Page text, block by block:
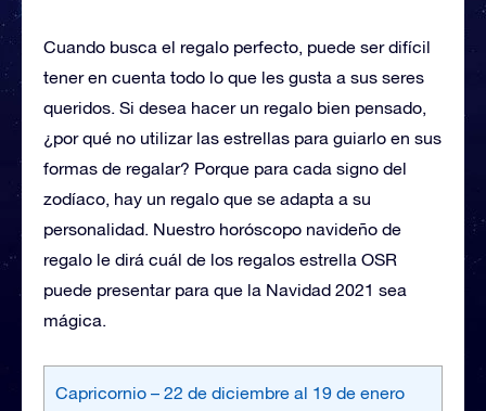
Cuando busca el regalo perfecto, puede ser difícil
tener en cuenta todo lo que les gusta a sus seres
queridos. Si desea hacer un regalo bien pensado,
¿por qué no utilizar las estrellas para guiarlo en sus
formas de regalar? Porque para cada signo del
zodíaco, hay un regalo que se adapta a su
personalidad. Nuestro horóscopo navideño de
regalo le dirá cuál de los regalos estrella OSR
puede presentar para que la Navidad 2021 sea
mágica.
Capricornio – 22 de diciembre al 19 de enero